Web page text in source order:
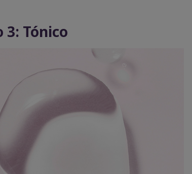
3: Tónico